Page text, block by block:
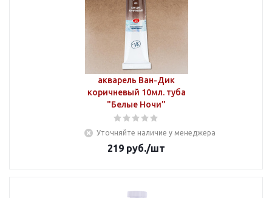
акварель Ван-Дик
коричневый 10мл. туба
"Белые Ночи"
Уточняйте наличие у менеджера
219 руб./шт